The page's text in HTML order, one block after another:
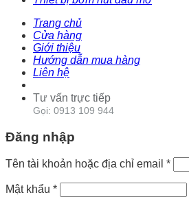
Trang chủ
Cửa hàng
Giới thiệu
Hướng dẫn mua hàng
Liên hệ
Tư vấn trực tiếp
Gọi: 0913 109 944
Đăng nhập
Tên tài khoản hoặc địa chỉ email *
Mật khẩu *